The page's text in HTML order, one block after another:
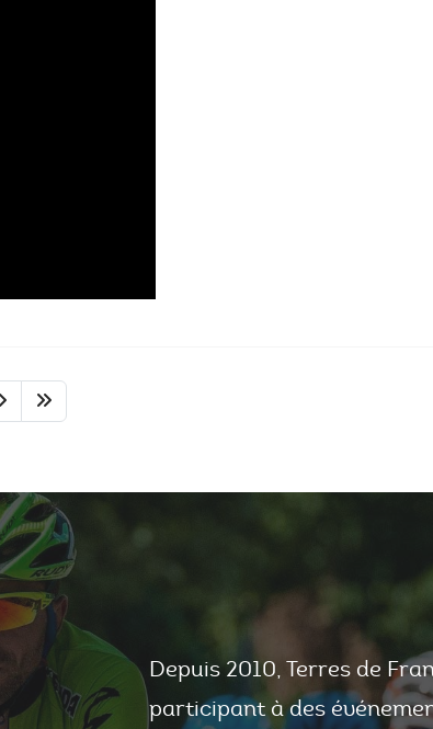
Depuis 2010, Terres de
participant à des